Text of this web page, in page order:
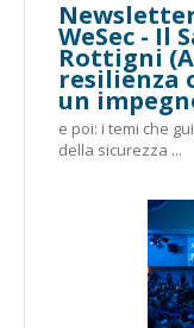
WeSec - Il
Rottigni
resilienza
un
e poi: i temi che
della sicurezza ...